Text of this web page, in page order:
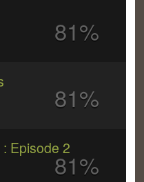
81%
81%
Episode 2
81%